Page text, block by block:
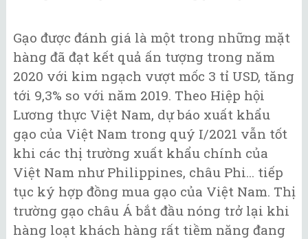
Gạo được đánh giá là một trong những mặt
hàng đã đạt kết quả ấn tượng trong năm
2020 với kim ngạch vượt mốc 3 tỉ USD, tăng
tới 9,3% so với năm 2019. Theo Hiệp hội
Lương thực Việt Nam, dự báo xuất khẩu
gạo của Việt Nam trong quý I/2021 vẫn tốt
khi các thị trường xuất khẩu chính của
Việt Nam như Philippines, châu Phi... tiếp
tục ký hợp đồng mua gạo của Việt Nam. Thị
trường gạo châu Á bắt đầu nóng trở lại khi
hàng loạt khách hàng rất tiềm năng đang